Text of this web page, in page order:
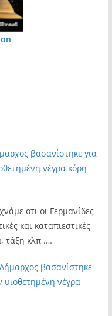
βασανίστηκε για
νέγρα κόρη
οτι οι Γερμανίδες
και καταπιεστικές
τάξη κλπ .…
βασανίστηκε
υιοθετημένη νέγρα